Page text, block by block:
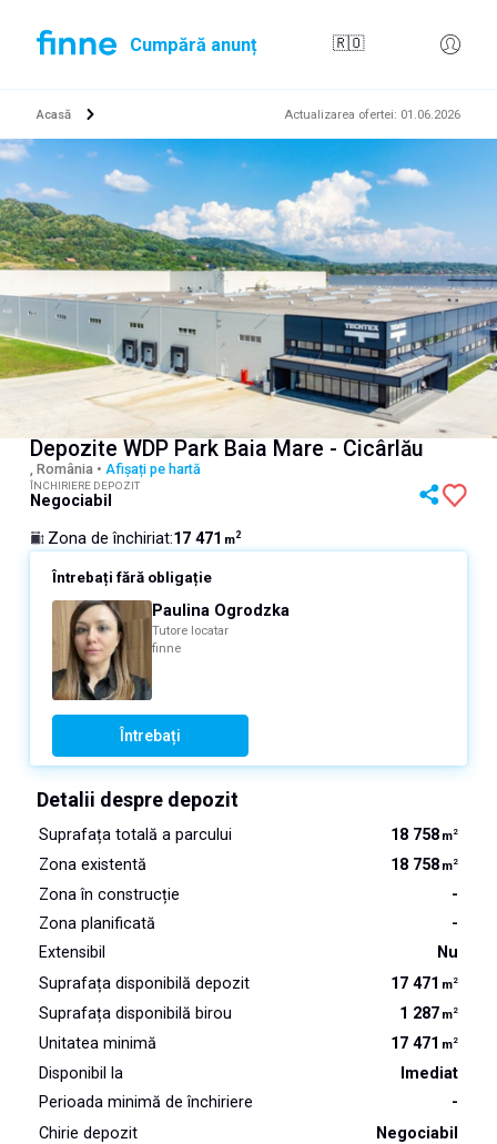
Cumpără anunț 🇷🇴
Acasă Actualizarea ofertei: 01.06.2026
Depozite WDP Park Baia Mare - Cicârlău
, România • Afișați pe hartă
ÎNCHIRIERE DEPOZIT
Negociabil
Zona de închiriat:17 471 m2
Întrebați fără obligație
Paulina Ogrodzka
Tutore locatar
finne
Întrebați
Detalii despre depozit
Suprafața totală a parcului 18 758 m2
Zona existentă 18 758 m2
Zona în construcție
-
Zona planificată
-
Extensibil
Nu
Suprafața disponibilă depozit
17 471 m2
Suprafața disponibilă birou 1 287 m2
Unitatea minimă 17 471 m2
Disponibil la
Imediat
Perioada minimă de închiriere
-
Chirie depozit
Negociabil